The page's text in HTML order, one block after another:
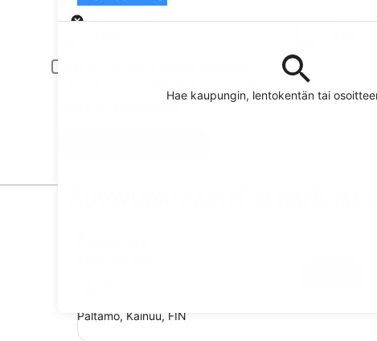
Hae kaupungin, lentokentän tai
Nouto
Noutopäivä
Nuorilta tai seniorikuljettajilta voidaan vaatia lisämaksu.
Autovuokraamojen
Paltamo, Kainuu, FIN